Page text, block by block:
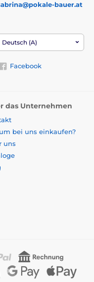
bauer.at
Deutsch (A)
Facebook
das Unternehmen
bei uns einkaufen?
uns